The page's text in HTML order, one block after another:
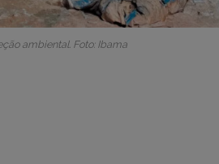
ambiental. Foto: Ibama